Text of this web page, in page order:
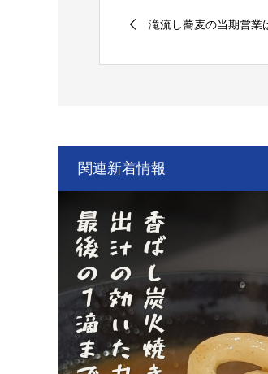
滝流し蕎麦の当期営業
関連新着情報